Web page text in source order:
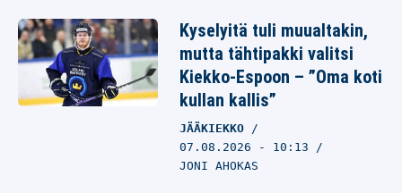
Kyselyitä tuli muualtakin,
mutta tähtipakki valitsi
Kiekko-Espoon – ”Oma koti
kullan kallis”
JÄÄKIEKKO
07.08.2026 - 10:13
JONI AHOKAS